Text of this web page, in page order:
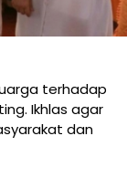
terhadap
Ikhlas agar
dan